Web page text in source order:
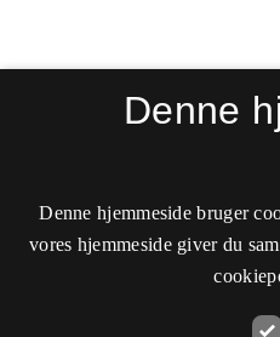
Denne
Denne hjemmeside bruger
vores hjemmeside giver du